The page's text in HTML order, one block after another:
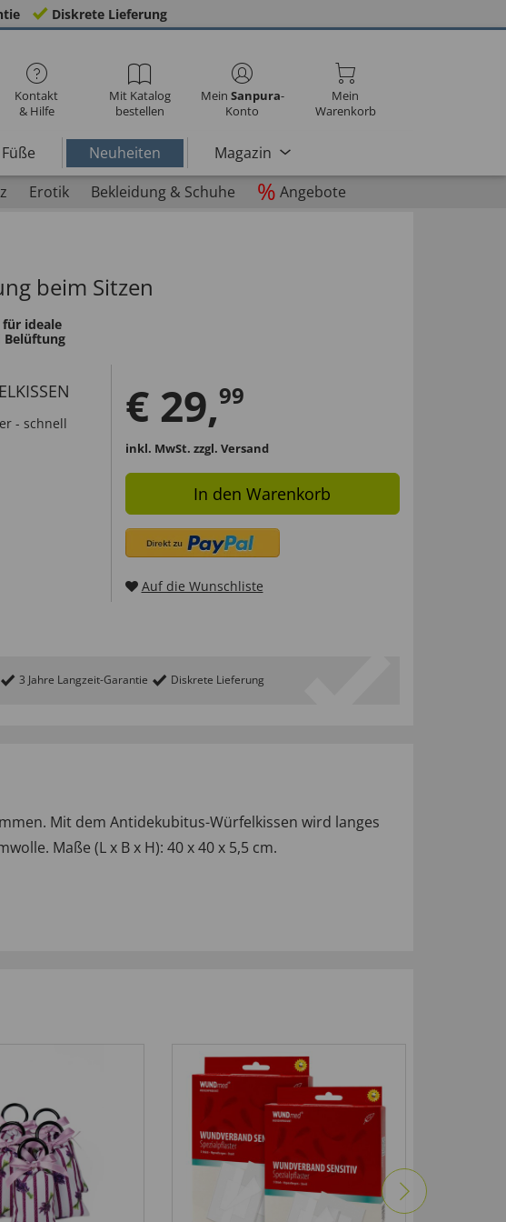
Diskrete Lieferung
Kontakt
& Hilfe
Mit Katalog
bestellen
Mein Sanpura-
Konto
Mein
Warenkorb
Neuheiten
Magazin
Erotik Bekleidung & Schuhe % Angebote
beim Sitzen
ideale
Belüftung
- schnell € 29,99
inkl. MwSt. zzgl. Versand
In den Warenkorb
Auf die Wunschliste
3 Jahre Langzeit-Garantie Diskrete Lieferung
Mit dem Antidekubitus-Würfelkissen wird langes
Maße (L x B x H): 40 x 40 x 5,5 cm.